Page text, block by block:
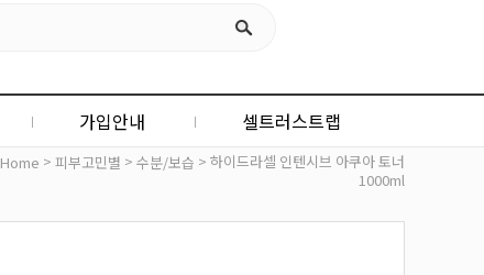
가입안내 셀트러스트랩
Home > 피부고민별 > 수분/보습 > 하이드라셀 인텐시브 아쿠아 토너
1000ml